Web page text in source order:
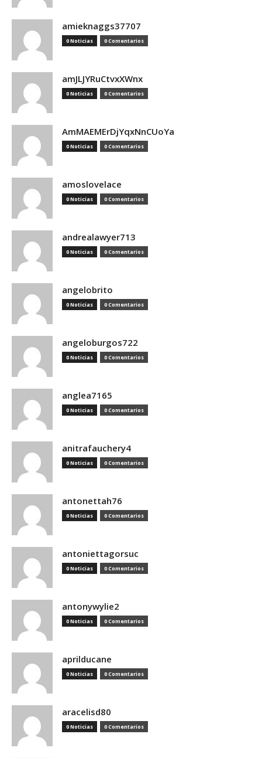
amieknaggs37707
0 Noticias 0 Comentarios
amJLJYRuCtvxXWnx
0 Noticias 0 Comentarios
AmMAEMErDjYqxNnCUoYa
0 Noticias 0 Comentarios
amoslovelace
0 Noticias 0 Comentarios
andrealawyer713
0 Noticias 0 Comentarios
angelobrito
0 Noticias 0 Comentarios
angeloburgos722
0 Noticias 0 Comentarios
anglea7165
0 Noticias 0 Comentarios
anitrafauchery4
0 Noticias 0 Comentarios
antonettah76
0 Noticias 0 Comentarios
antoniettagorsuc
0 Noticias 0 Comentarios
antonywylie2
0 Noticias 0 Comentarios
aprilducane
0 Noticias 0 Comentarios
aracelisd80
0 Noticias 0 Comentarios